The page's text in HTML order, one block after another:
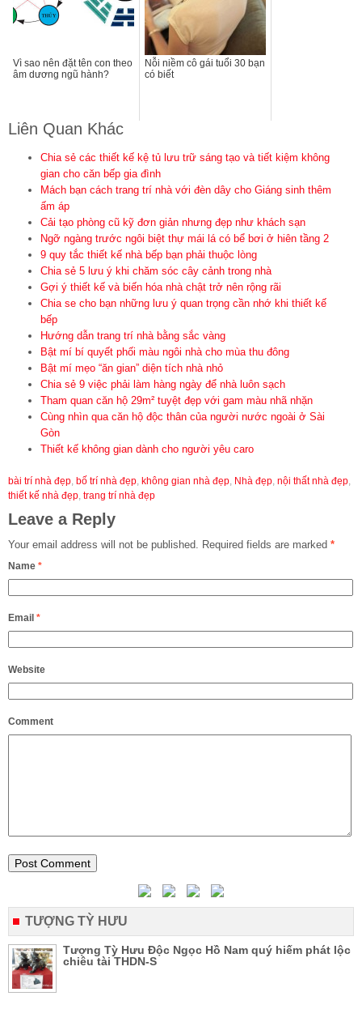
Vì sao nên đặt tên con theo
âm dương ngũ hành?
Nỗi niềm cô gái tuổi 30 bạn
có biết
Liên Quan Khác
Chia sẻ các thiết kế kệ tủ lưu trữ sáng tạo và tiết kiệm không
gian cho căn bếp gia đình
Mách bạn cách trang trí nhà với đèn dây cho Giáng sinh thêm
ấm áp
Cải tạo phòng cũ kỹ đơn giản nhưng đẹp như khách sạn
Ngỡ ngàng trước ngôi biệt thự mái lá có bể bơi ở hiên tầng 2
9 quy tắc thiết kế nhà bếp bạn phải thuộc lòng
Chia sẻ 5 lưu ý khi chăm sóc cây cảnh trong nhà
Gợi ý thiết kế và biến hóa nhà chật trở nên rộng rãi
Chia se cho bạn những lưu ý quan trọng cần nhớ khi thiết kế
bếp
Hướng dẫn trang trí nhà bằng sắc vàng
Bật mí bí quyết phối màu ngôi nhà cho mùa thu đông
Bật mí mẹo “ăn gian” diện tích nhà nhỏ
Chia sẻ 9 việc phải làm hàng ngày để nhà luôn sạch
Tham quan căn hộ 29m² tuyệt đẹp với gam màu nhã nhặn
Cùng nhìn qua căn hộ độc thân của người nước ngoài ở Sài
Gòn
Thiết kế không gian dành cho người yêu caro
bài trí nhà đẹp, bố trí nhà đẹp, không gian nhà đẹp, Nhà đẹp, nội thất nhà đẹp,
thiết kế nhà đẹp, trang trí nhà đẹp
Leave a Reply
Your email address will not be published. Required fields are marked *
Name *
Email *
Website
Comment
TƯỢNG TỲ HƯU
Tượng Tỳ Hưu Độc Ngọc Hồ Nam quý hiếm phát lộc
chiêu tài THDN-S